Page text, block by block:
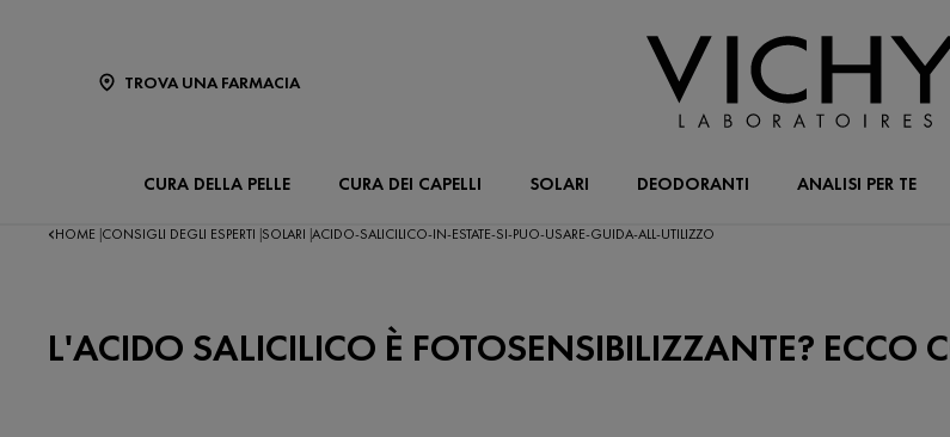
TROVA UNA FARMACIA
CURA DELLA PELLE CURA DEI CAPELLI SOLARI DEODORANTI ANALISI PER TE
HOME CONSIGLI DEGLI ESPERTI SOLARI ACIDO-SALICILICO-IN-ESTATE-SI-PUO-USARE-GUIDA-ALL-UTILIZZO
L'ACIDO SALICILICO È FOTOSENSIBILIZZANTE? ECCO